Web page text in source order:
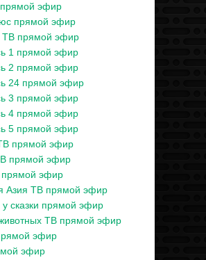
эфир
прямой эфир
ТВ прямой эфир
1 прямой эфир
2 прямой эфир
24 прямой эфир
3 прямой эфир
4 прямой эфир
5 прямой эфир
прямой эфир
прямой эфир
прямой эфир
Азия ТВ прямой эфир
у сказки прямой эфир
ТВ прямой эфир
эфир
эфир